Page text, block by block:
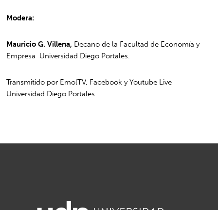
Modera:
Mauricio G. Villena, Decano de la Facultad de Economía y
Empresa Universidad Diego Portales.
Transmitido por EmolTV, Facebook y Youtube Live
Universidad Diego Portales